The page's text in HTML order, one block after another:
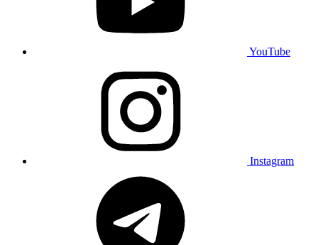
YouTube
Instagram